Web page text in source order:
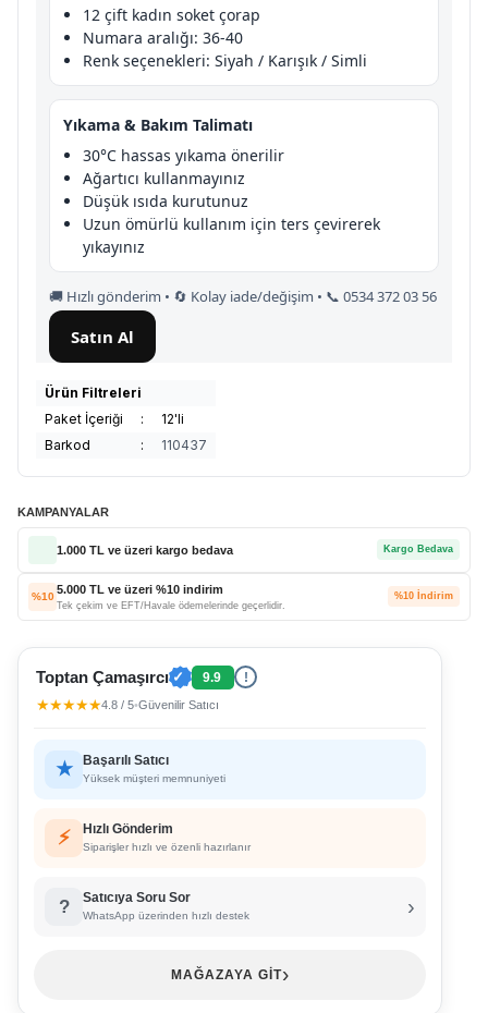
12 çift kadın soket çorap
Numara aralığı: 36-40
Renk seçenekleri: Siyah / Karışık / Simli
Yıkama & Bakım Talimatı
30°C hassas yıkama önerilir
Ağartıcı kullanmayınız
Düşük ısıda kurutunuz
Uzun ömürlü kullanım için ters çevirerek
yıkayınız
🚚 Hızlı gönderim • 🔄 Kolay iade/değişim • 📞 0534 372 03 56
Satın Al
Ürün Filtreleri
Paket İçeriği
:
12'li
Barkod
: 110437
KAMPANYALAR
1.000 TL ve üzeri kargo bedava Kargo Bedava
%10
5.000 TL ve üzeri %10 indirim
Tek çekim ve EFT/Havale ödemelerinde geçerlidir.
%10 İndirim
Toptan Çamaşırcı ✓ 9.9 !
★★★★★4.8 / 5•Güvenilir Satıcı
★ Başarılı Satıcı
Yüksek müşteri memnuniyeti
⚡ Hızlı Gönderim
Siparişler hızlı ve özenli hazırlanır
? Satıcıya Soru Sor
WhatsApp üzerinden hızlı destek ›
MAĞAZAYA GİT›